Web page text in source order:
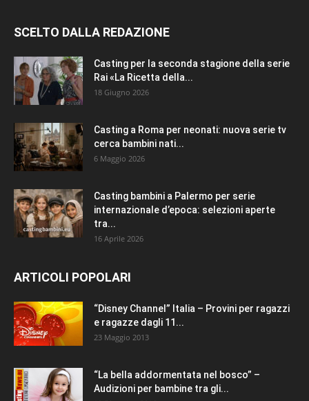
SCELTO DALLA REDAZIONE
Casting per la seconda stagione della serie
Rai «La Ricetta della...
18 Giugno 2026
Casting a Roma per neonati: nuova serie tv
cerca bambini nati...
6 Maggio 2026
Casting bambini a Palermo per serie
internazionale d’epoca: selezioni aperte
tra...
16 Aprile 2026
ARTICOLI POPOLARI
“Disney Channel” Italia – Provini per ragazzi
e ragazze dagli 11...
23 Maggio 2013
“La bella addormentata nel bosco” –
Audizioni per bambine tra gli...